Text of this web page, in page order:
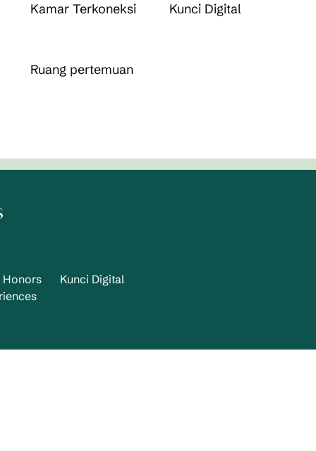
Kamar Terkoneksi Kunci Digital
Ruang pertemuan
Kunci Digital